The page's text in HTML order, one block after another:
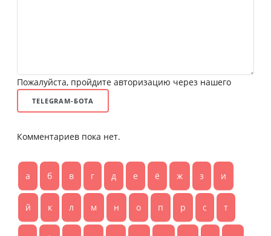
Пожалуйста, пройдите авторизацию через нашего
TELEGRAM-БОТА
Комментариев пока нет.
а б в г д е ё ж з и
й к л м н о п р с т